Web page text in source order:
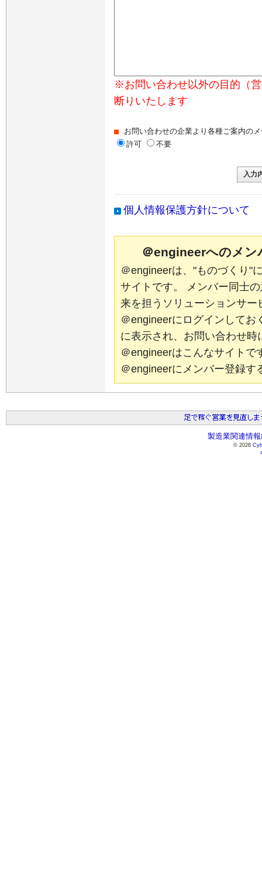
※お問い合わせ以外の目的（
断りいたします
お問い合わせの企業より各種ご案内の
許可
不要
個人情報保護方針について
＠engineerへのメン
＠engineerは、"ものづくり"
サイトです。 メンバー同士
来を担うソリューションサ
＠engineerにログインしてお
に表示され、お問い合わせ時
＠engineerはこんなサイ
＠engineerにメンバー登
製造業関連情
© 2026